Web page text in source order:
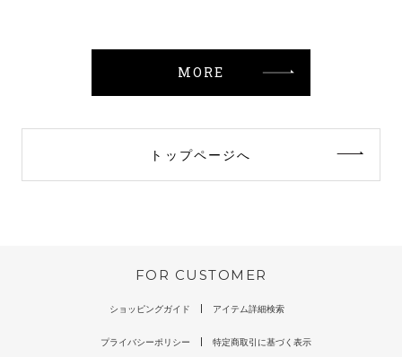
MORE
トップページへ
FOR CUSTOMER
ショッピングガイド アイテム詳細検索
プライバシーポリシー 特定商取引に基づく表示